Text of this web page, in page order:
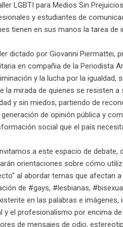
LGBTI para Medios Sin
y estudiantes de
tienen en sus manos la tarea de
dictado por Giovanni Piermattei,
en compañia de la Periodista
y la lucha por la igualdad,
la mirada de quienes se resisten a
y sin miedos, partiendo de
generación de opinión pública y
social que el país
a este espacio de debate,
orientaciones sobre cómo
al abordar temas que afectan
de #gays, #lesbianas,
en las palabras e
y el profesionalismo por encima
de mensajes de odio,